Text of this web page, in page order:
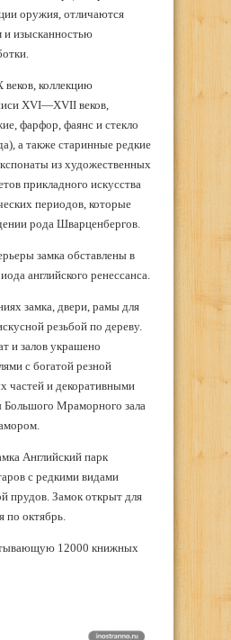
оружия, отличаются
и изысканностью
коллекцию
XVI—XVII веков,
фарфор, фаянс и стекло
а также старинные редкие
из художественных
прикладного искусства
периодов, которые
рода Шварценбергов.
замка обставлены в
английского ренессанса.
замка, двери, рамы для
резьбой по дереву.
и залов украшено
с богатой резной
частей и декоративными
Большого Мраморного зала
Английский парк
с редкими видами
прудов. Замок открыт для
по октябрь.
12000 книжных